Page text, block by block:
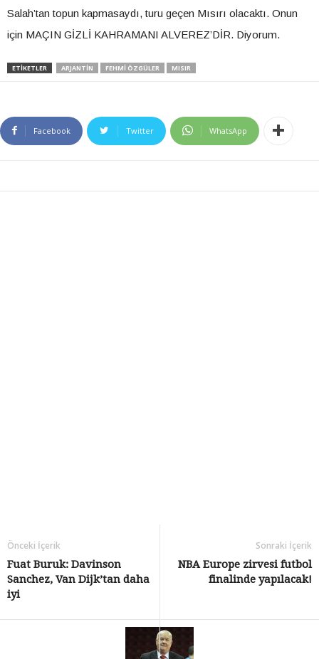
Salah’tan topun kapmasaydı, turu geçen Mısırı olacaktı. Onun
için MAÇIN GİZLİ KAHRAMANI ALVEREZ’DİR. Diyorum.
ETIKETLER ARJANTIN FEHMI ÖZGÜLER MISIR
Facebook Twitter WhatsApp
Önceki İçerik
Fuat Buruk: Davinson
Sanchez, Van Dijk’tan daha
iyi
Sonraki İçerik
NBA Europe zirvesi futbol
finalinde yapılacak!